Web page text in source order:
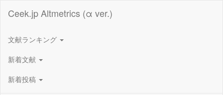
Ceek.jp Altmetrics (α ver.)
文献ランキング
新着文献
新着投稿